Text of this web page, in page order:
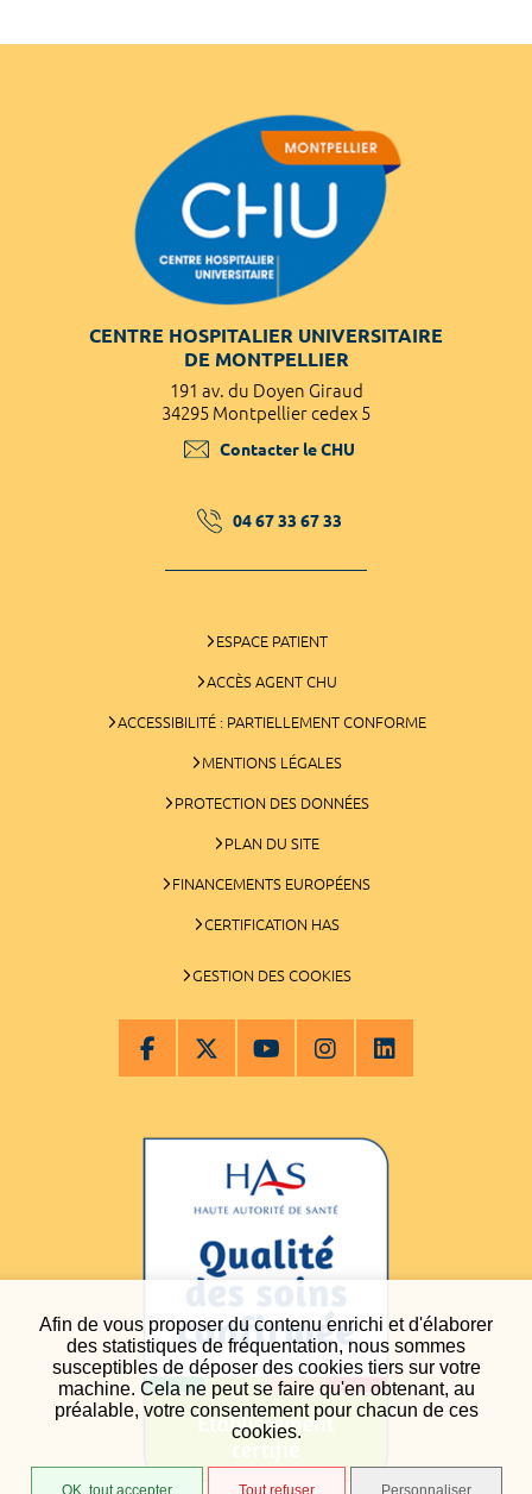
Afin de vous proposer du contenu enrichi et d'élaborer
des statistiques de fréquentation, nous sommes
susceptibles de déposer des cookies tiers sur votre
machine. Cela ne peut se faire qu'en obtenant, au
préalable, votre consentement pour chacun de ces
cookies.
OK, tout accepter Tout refuser Personnaliser
CENTRE HOSPITALIER UNIVERSITAIRE
DE MONTPELLIER
191 av. du Doyen Giraud
34295 Montpellier cedex 5
Contacter le CHU
04 67 33 67 33
ESPACE PATIENT
ACCÈS AGENT CHU
ACCESSIBILITÉ : PARTIELLEMENT CONFORME
MENTIONS LÉGALES
PROTECTION DES DONNÉES
PLAN DU SITE
FINANCEMENTS EUROPÉENS
CERTIFICATION HAS
GESTION DES COOKIES